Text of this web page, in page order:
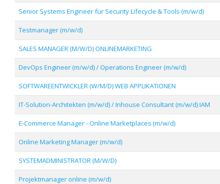
Senior Systems Engineer für Security Lifecycle & Tools (m/w/d)
Testmanager (m/w/d)
SALES MANAGER (M/W/D) ONLINEMARKETING
DevOps Engineer (m/w/d) / Operations Engineer (m/w/d)
SOFTWAREENTWICKLER (W/M/D) WEB APPLIKATIONEN
IT-Solution-Architekten (m/w/d) / Inhouse Consultant (m/w/d) IAM
E-Commerce Manager - Online Marketplaces (m/w/d)
Online Marketing Manager (m/w/d)
SYSTEMADMINISTRATOR (M/W/D)
Projektmanager online (m/w/d)